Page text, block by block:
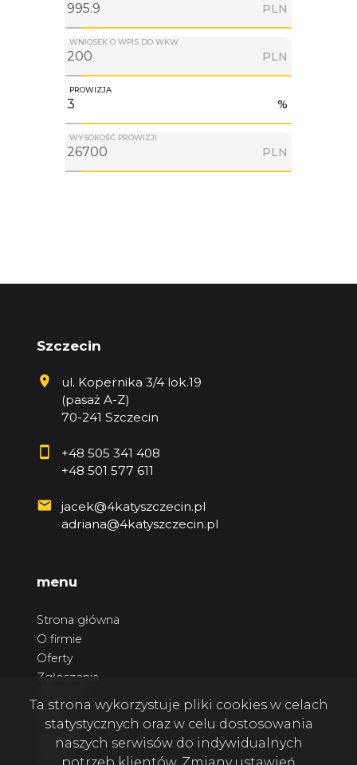
PLN
WNIOSEK O WPIS DO WKW
PLN
PROWIZJA
%
WYSOKOŚĆ PROWIZJI
PLN
Szczecin
ul. Kopernika 3/4 lok.19
(pasaż A-Z)
70-241 Szczecin
+48 505 341 408
+48 501 577 611
jacek@4katyszczecin.pl
adriana@4katyszczecin.pl
menu
Strona główna
O firmie
Oferty
Zgłoszenia
Kontakt
Ta strona wykorzystuje pliki cookies w celach
statystycznych oraz w celu dostosowania
naszych serwisów do indywidualnych
potrzeb klientów. Zmiany ustawień